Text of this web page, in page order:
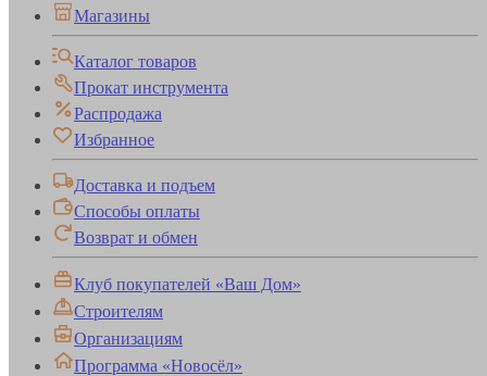
Магазины
Каталог товаров
Прокат инструмента
Распродажа
Избранное
Доставка и подъем
Способы оплаты
Возврат и обмен
Клуб покупателей «Ваш Дом»
Строителям
Организациям
Программа «Новосёл»